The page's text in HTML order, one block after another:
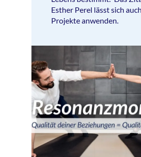
Esther Perel lässt sich
Projekte anwenden.